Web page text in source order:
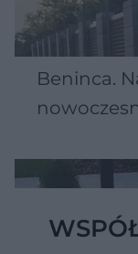
Beninca.